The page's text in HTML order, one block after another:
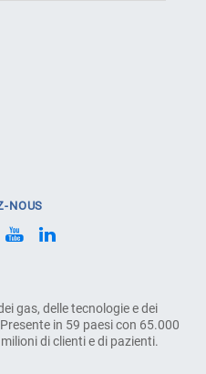
gas, delle tecnologie e dei
in 59 paesi con 65.000
di clienti e di pazienti.
NOUS